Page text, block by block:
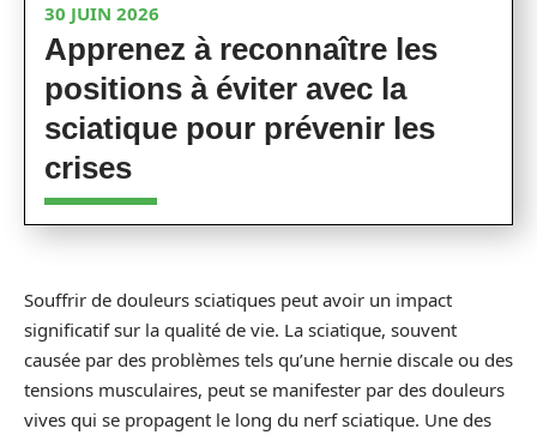
30 JUIN 2026
Apprenez à reconnaître les
positions à éviter avec la
sciatique pour prévenir les
crises
Souffrir de douleurs sciatiques peut avoir un impact
significatif sur la qualité de vie. La sciatique, souvent
causée par des problèmes tels qu’une hernie discale ou des
tensions musculaires, peut se manifester par des douleurs
vives qui se propagent le long du nerf sciatique. Une des